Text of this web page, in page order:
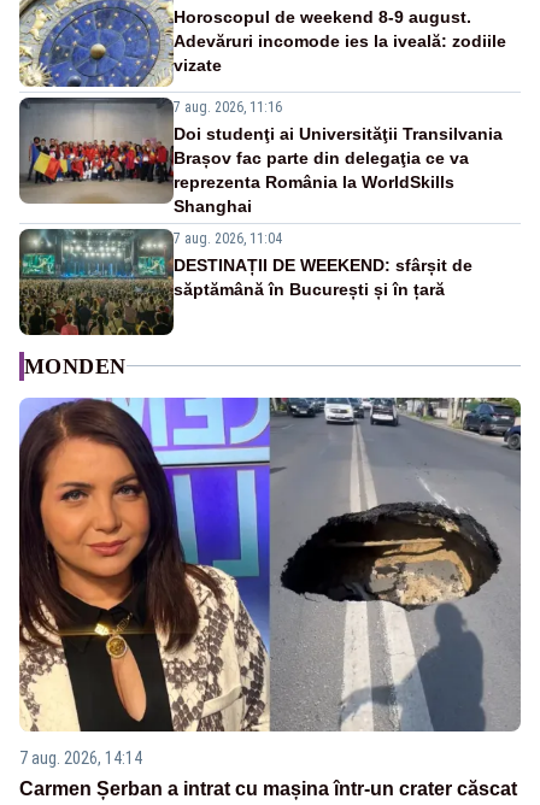
Horoscopul de weekend 8-9 august.
Adevăruri incomode ies la iveală: zodiile
vizate
7 aug. 2026, 11:16
Doi studenţi ai Universităţii Transilvania
Brașov fac parte din delegaţia ce va
reprezenta România la WorldSkills
Shanghai
7 aug. 2026, 11:04
DESTINAȚII DE WEEKEND: sfârșit de
săptămână în București și în țară
MONDEN
7 aug. 2026, 14:14
Carmen Șerban a intrat cu mașina într-un crater căscat